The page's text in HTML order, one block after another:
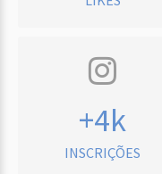
+4k
INSCRIÇÕES